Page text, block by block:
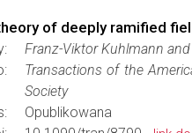
of deeply ramified
Franz-Viktor Kuhlmann
Transactions of the
Society
Opublikowana